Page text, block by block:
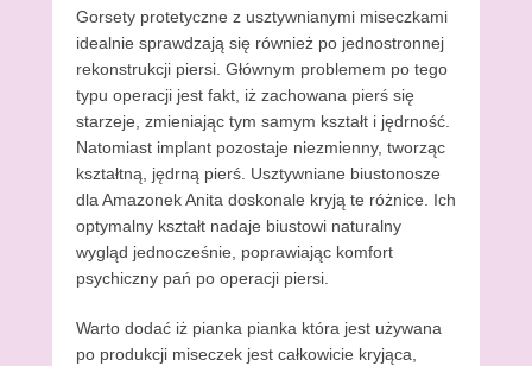
Gorsety protetyczne z usztywnianymi miseczkami
idealnie sprawdzają się również po jednostronnej
rekonstrukcji piersi. Głównym problemem po tego
typu operacji jest fakt, iż zachowana pierś się
starzeje, zmieniając tym samym kształt i jędrność.
Natomiast implant pozostaje niezmienny, tworząc
kształtną, jędrną pierś. Usztywniane biustonosze
dla Amazonek Anita doskonale kryją te różnice. Ich
optymalny kształt nadaje biustowi naturalny
wygląd jednocześnie, poprawiając komfort
psychiczny pań po operacji piersi.
Warto dodać iż pianka pianka która jest używana
po produkcji miseczek jest całkowicie kryjąca,